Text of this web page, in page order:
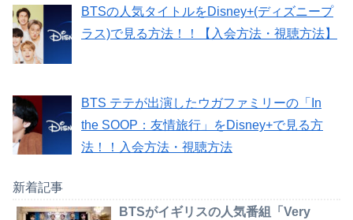
BTSの人気タイトルをDisney+(ディズニープ
ラス)で見る方法！！【入会方法・視聴方法】
BTS テテが出演したウガファミリーの「In
the SOOP：友情旅行」をDisney+で見る方
法！！入会方法・視聴方法
新着記事
BTSがイギリスの人気番組「Very